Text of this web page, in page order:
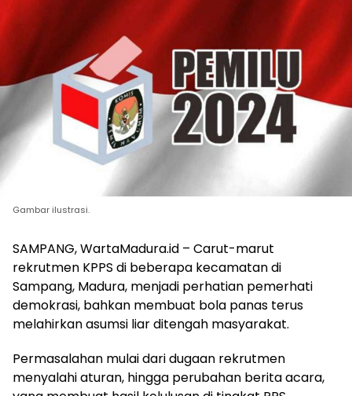
Gambar ilustrasi.
SAMPANG, WartaMadura.id – Carut-marut
rekrutmen KPPS di beberapa kecamatan di
Sampang, Madura, menjadi perhatian pemerhati
demokrasi, bahkan membuat bola panas terus
melahirkan asumsi liar ditengah masyarakat.
Permasalahan mulai dari dugaan rekrutmen
menyalahi aturan, hingga perubahan berita acara,